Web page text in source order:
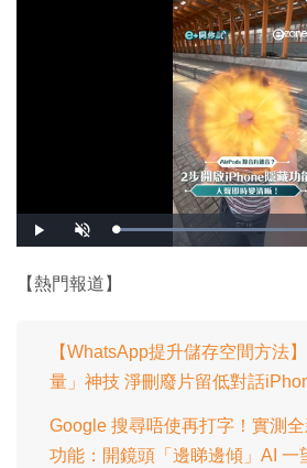
播
放
開
啟
載
入
0
%
【熱門報道】
【WhatsApp提升儲存空間方法
量」神技 淨刪廢片留低對話
Google 搜尋唔使再打字！實測
功能：開鏡頭「邊睇邊傾」AI 一